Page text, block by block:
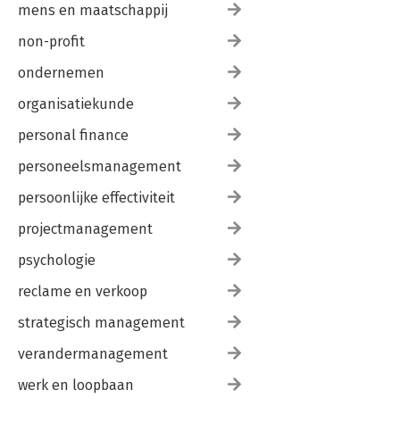
mens en maatschappij
non-profit
ondernemen
organisatiekunde
personal finance
personeelsmanagement
persoonlijke effectiviteit
projectmanagement
psychologie
reclame en verkoop
strategisch management
verandermanagement
werk en loopbaan